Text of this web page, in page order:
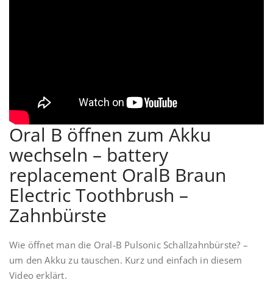
Oral B öffnen zum Akku
wechseln – battery
replacement OralB Braun
Electric Toothbrush –
Zahnbürste
Wie öffnet man die Oral-B Pulsonic Schallzahnbürste? –
um den Akku zu tauschen. Kurz und einfach in diesem
Video erklärt.